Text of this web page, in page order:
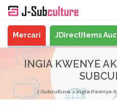
Mercari JDirectItems
INGIA KWENYE
J-Subculture Ingia Kwenye